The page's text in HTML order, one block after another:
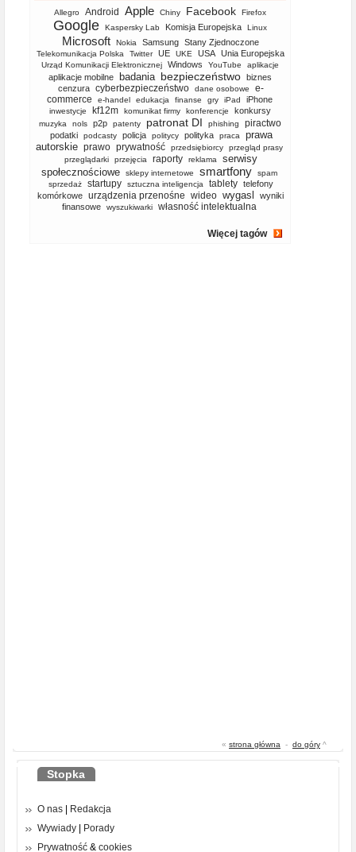
Allegro Android Apple Chiny Facebook Firefox
Google Kaspersky Lab Komisja Europejska Linux
Microsoft Nokia Samsung Stany Zjednoczone
Telekomunikacja Polska Twitter UE UKE USA Unia Europejska
Urząd Komunikacji Elektronicznej Windows YouTube aplikacje
aplikacje mobilne badania bezpieczeństwo biznes
cenzura cyberbezpieczeństwo dane osobowe
e-
commerce
e-handel edukacja finanse gry iPad iPhone
inwestycje kf12m komunikat firmy konferencje konkursy
muzyka nols p2p patenty patronat DI phishing piractwo
podatki podcasty policja politycy polityka praca
prawa
autorskie prawo prywatność przedsiębiorcy
przegląd prasy
przeglądarki
przejęcia raporty reklama
serwisy
społecznościowe
sklepy internetowe smartfony
spam
sprzedaż
startupy sztuczna inteligencja tablety telefony
komórkowe
urządzenia przenośne wideo wygasl
wyniki
finansowe
wyszukiwarki własność intelektualna
Więcej tagów
« strona główna - do góry ^
Stopka
O nas | Redakcja
Wywiady | Porady
Prywatność & cookies